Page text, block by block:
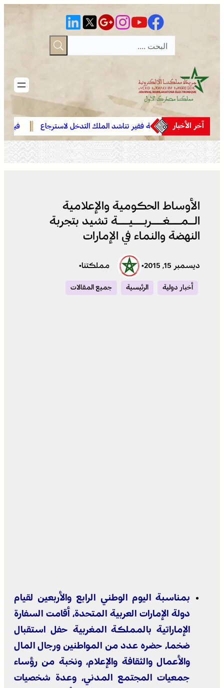
آخر الأخبارعائلة فقير تناشد الملك التدخل لاسترجاع
الجثمان من إيطاليا والدفن بالمغرب
فينيسيوس
الأوساط الحكومية والإعلامية
الـمــغــربــيــة تشيد بتجربة
النهضة والنماء في الإمارات
ديسمبر 15, 2015 • مملكتنا•
أخبار دولية الرئيسية جميع المقالات
بمناسبة اليوم الوطني الرابع والأربعين لقيام
دولة الإمارات العربية المتحدة، أقامت السفارة
الإماراتية بالمملكة المغربية حفل استقبال
ضخما، حضره عدد من المواطنين ورجال المال
والأعمال والثقافة والإعلام، ونخبة من رؤساء
جمعيات المجتمع المدني، وعدة شخصيات